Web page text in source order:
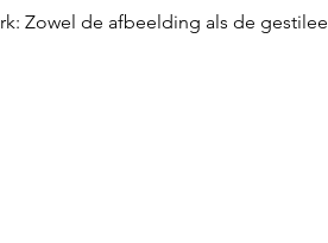
Zowel de afbeelding als de